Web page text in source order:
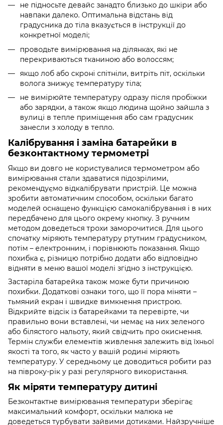
не підносьте девайс занадто близько до шкіри або
навпаки далеко. Оптимальна відстань від
градусника до тіла вказується в інструкції до
конкретної моделі;
проводьте вимірювання на ділянках, які не
перекриваються тканиною або волоссям;
якщо лоб або скроні спітніли, витріть піт, оскільки
волога знижує температуру тіла;
не вимірюйте температуру одразу після пробіжки
або зарядки, а також якщо людина щойно зайшла з
вулиці в тепле приміщення або сам градусник
занесли з холоду в тепло.
Калібрування і заміна батарейки в
безконтактному термометрі
Якщо ви довго не користувалися термометром або
вимірювання стали здаватися підозрілими,
рекомендуємо відкалібрувати пристрій. Це можна
зробити автоматичним способом, оскільки багато
моделей оснащено функцією самокалібрування і в них
передбачено для цього окрему кнопку. З ручним
методом доведеться трохи заморочитися. Для цього
спочатку міряють температуру ртутним градусником,
потім – електронним, і порівнюють показання. Якщо
похибка є, різницю потрібно додати або відповідно
відняти в меню вашої моделі згідно з інструкцією.
Застаріла батарейка також може бути причиною
похибки. Додаткові ознаки того, що її пора міняти –
тьмяний екран і швидке вимкнення пристрою.
Відкрийте відсік із батарейками та перевірте, чи
правильно вони вставлені, чи немає на них зеленого
або білястого нальоту, який свідчить про окиснення.
Термін служби елементів живлення залежить від їхньої
якості та того, як часто у вашій родині міряють
температуру. У середньому це доводиться робити раз
на півроку-рік у разі регулярного використання.
Як міряти температуру дитині
Безконтактне вимірювання температури зберігає
максимальний комфорт, оскільки малюка не
доведеться турбувати зайвими дотиками. Найзручніше